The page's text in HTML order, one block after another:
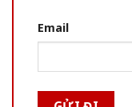
Email